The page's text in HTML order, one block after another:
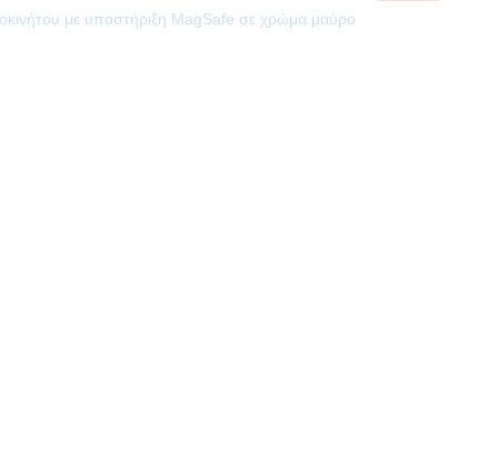
με υποστήριξη MagSafe σε χρώμα μαύρο